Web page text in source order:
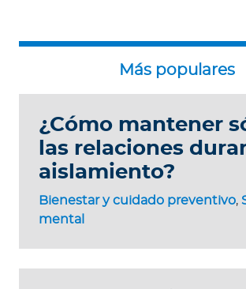
Bienestar y cuidado preventivo,
mental
¿Cómo mantener
las relaciones
aislamiento?